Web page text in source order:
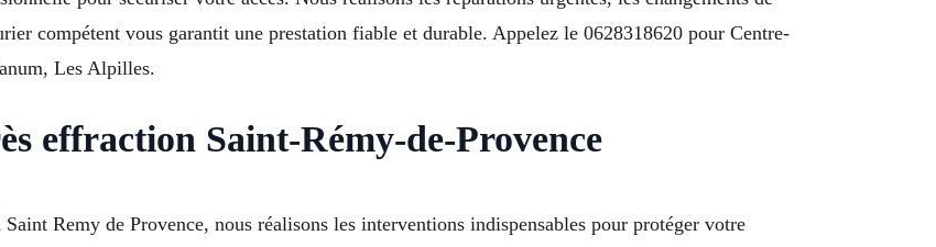
compétent vous garantit une prestation fiable et durable. Appelez le 0628318620 pour Centre-
Les Alpilles.
effraction Saint-Rémy-de-Provence
Remy de Provence, nous réalisons les interventions indispensables pour protéger votre